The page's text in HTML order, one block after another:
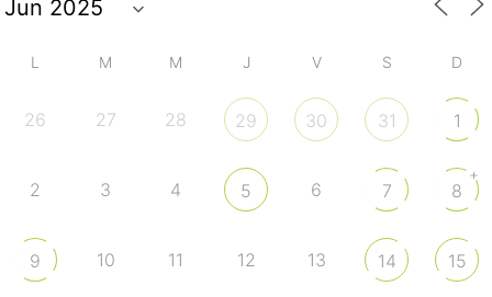
L M M J V S D
26 27 28 29 30 31 1
2 3 4 5 6 7 8
+
9 10 11 12 13 14 15